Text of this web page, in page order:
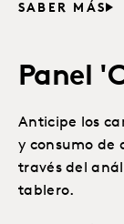
SABER MÁS
Panel
Anticipe los
y consumo de
través del
tablero.